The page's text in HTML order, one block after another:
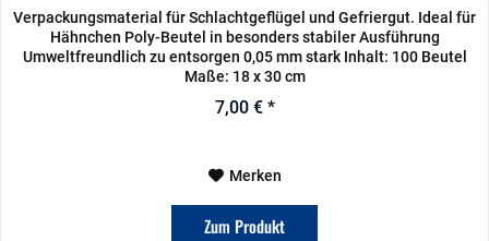
Verpackungsmaterial für Schlachtgeflügel und Gefriergut. Ideal für
Hähnchen Poly-Beutel in besonders stabiler Ausführung
Umweltfreundlich zu entsorgen 0,05 mm stark Inhalt: 100 Beutel
Maße: 18 x 30 cm
7,00 € *
Merken
Zum Produkt